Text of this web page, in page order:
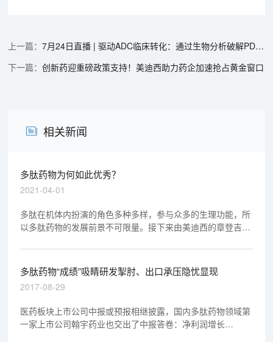
7月24日直播 | 驱动ADC临床转化：通过生物分析破解PD/PK/ADA
创新药迎重磅政策支持！美迪西助力药企加速抢占黄金窗口
相关新闻
多肽药物为何如此优秀？
2021-04-01
多肽在机体内扮演的角色多种多样，参与众多的生理功能，所
以多肽药物的发展前景不可限量。接下来由美迪西的章登吉博
多肽药物“成绩”吸睛研发掣肘、出口承压隐忧显现
2017-08-29
医药板块上市公司中报或预报相继披露，国内多肽药物领域第
一家上市公司翰宇药业也交出了中报答卷：净利润增长